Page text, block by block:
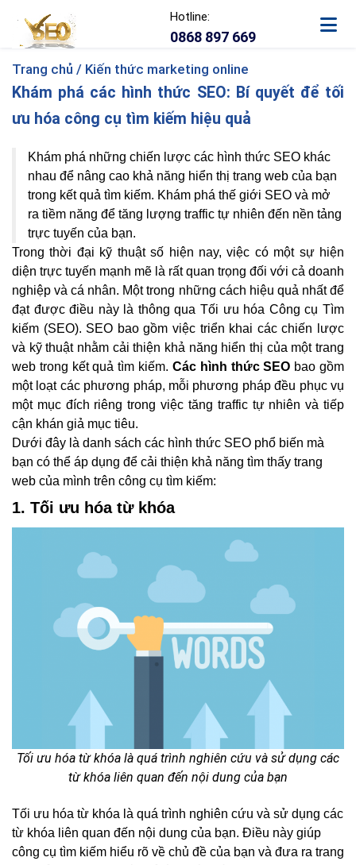
Hotline:
0868 897 669
Trang chủ / Kiến thức marketing online
Khám phá các hình thức SEO: Bí quyết để tối
ưu hóa công cụ tìm kiếm hiệu quả
Khám phá những chiến lược các hình thức SEO khác
nhau để nâng cao khả năng hiển thị trang web của bạn
trong kết quả tìm kiếm. Khám phá thế giới SEO và mở
ra tiềm năng để tăng lượng traffic tự nhiên đến nền tảng
trực tuyến của bạn.
Trong thời đại kỹ thuật số hiện nay, việc có một sự hiện
diện trực tuyến mạnh mẽ là rất quan trọng đối với cả doanh
nghiệp và cá nhân. Một trong những cách hiệu quả nhất để
đạt được điều này là thông qua Tối ưu hóa Công cụ Tìm
kiếm (SEO). SEO bao gồm việc triển khai các chiến lược
và kỹ thuật nhằm cải thiện khả năng hiển thị của một trang
web trong kết quả tìm kiếm. Các hình thức SEO bao gồm
một loạt các phương pháp, mỗi phương pháp đều phục vụ
một mục đích riêng trong việc tăng traffic tự nhiên và tiếp
cận khán giả mục tiêu.
Dưới đây là danh sách các hình thức SEO phổ biến mà
bạn có thể áp dụng để cải thiện khả năng tìm thấy trang
web của mình trên công cụ tìm kiếm:
1. Tối ưu hóa từ khóa
Tối ưu hóa từ khóa là quá trình nghiên cứu và sử dụng các
từ khóa liên quan đến nội dung của bạn
Tối ưu hóa từ khóa là quá trình nghiên cứu và sử dụng các
từ khóa liên quan đến nội dung của bạn. Điều này giúp
công cụ tìm kiếm hiểu rõ về chủ đề của bạn và đưa ra trang